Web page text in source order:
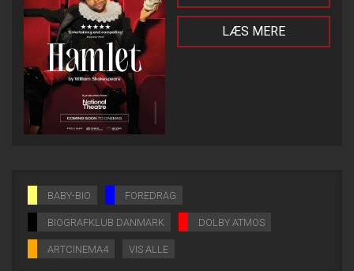
LÆS MERE
BABY-BIO FOREDRAG
BIOGRAFKLUB DANMARK DOLBY ATMOS
ARTCINEMA4 VIS ALLE